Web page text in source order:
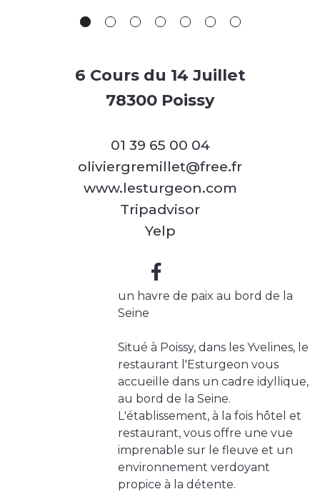
6 Cours du 14 Juillet
78300 Poissy
01 39 65 00 04
oliviergremillet@free.fr
www.lesturgeon.com
Tripadvisor
Yelp
un havre de paix au bord de la
Seine
Situé à Poissy, dans les Yvelines, le
restaurant l'Esturgeon vous
accueille dans un cadre idyllique,
au bord de la Seine.
L'établissement, à la fois hôtel et
restaurant, vous offre une vue
imprenable sur le fleuve et un
environnement verdoyant
propice à la détente.